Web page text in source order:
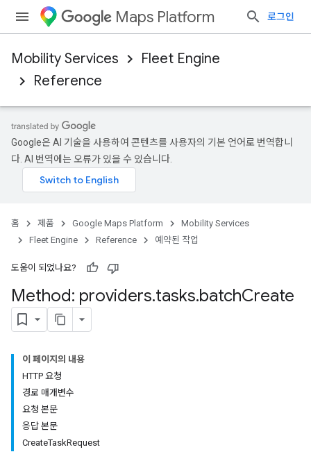
Maps Platform 로그인
Mobility Services
Fleet Engine
Reference
Google은 AI 기술을 사용하여 콘텐츠를 사용자의 기본 언어로 번역합니
다. AI 번역에는 오류가 있을 수 있습니다.
홈 제품 Google Maps Platform
Mobility Services
Fleet Engine
Reference 예약된 작업
도움이 되었나요?
Method: providers.tasks.batchCreate
이 페이지의 내용
HTTP 요청
경로 매개변수
요청 본문
응답 본문
CreateTaskRequest